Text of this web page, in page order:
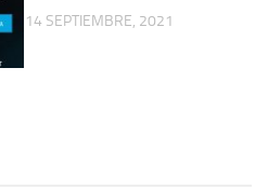
14 SEPTIEMBRE, 2021